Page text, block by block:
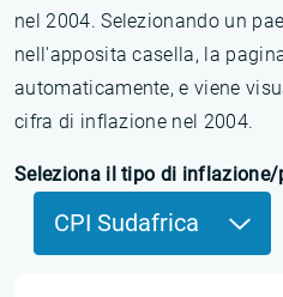
nel 2004. Selezionando un
nell'apposita casella, la
automaticamente, e viene
cifra di inflazione nel 2004.
Seleziona il tipo di inflazione/
CPI Sudafrica